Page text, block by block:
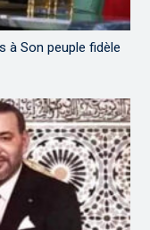
à Son peuple fidèle